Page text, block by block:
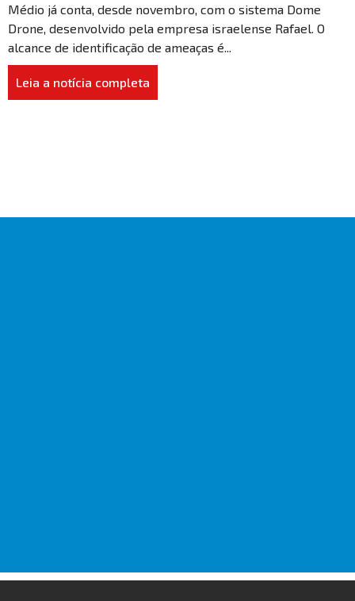
Médio já conta, desde novembro, com o sistema Dome
Drone, desenvolvido pela empresa israelense Rafael. O
alcance de identificação de ameaças é...
Leia a notícia completa